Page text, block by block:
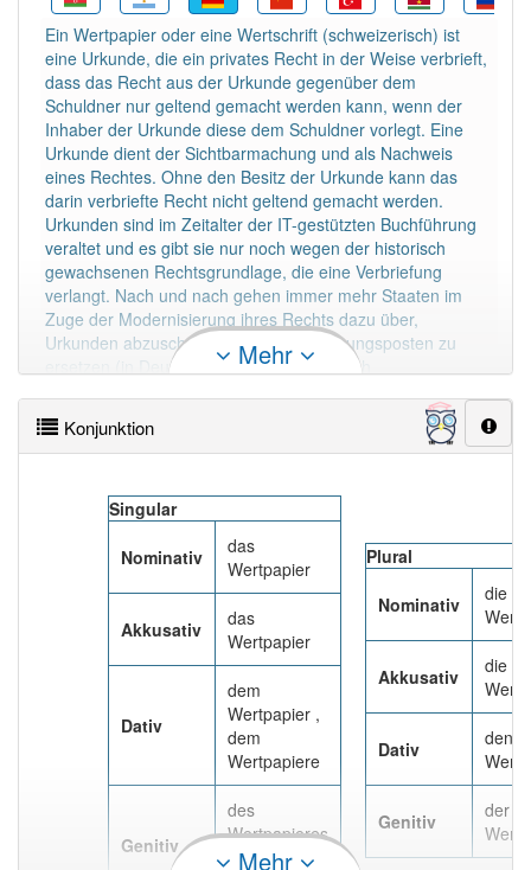
Häufigkeit: 6 von 10
Wörter mit Endung-wertpapier: 1
Wörter mit Endung-wertpapieraber mit einem
anderen Artikel das: 0
Das Wort wird häufig verwendet im Bereich
Wirtschaft
96% unserer Spielapp-Nutzer haben den Artikel
korrekt erraten.
Ein Wertpapier oder eine Wertschrift (schweizerisch) ist
eine Urkunde, die ein privates Recht in der Weise verbrieft,
dass das Recht aus der Urkunde gegenüber dem
Schuldner nur geltend gemacht werden kann, wenn der
Inhaber der Urkunde diese dem Schuldner vorlegt. Eine
Urkunde dient der Sichtbarmachung und als Nachweis
eines Rechtes. Ohne den Besitz der Urkunde kann das
darin verbriefte Recht nicht geltend gemacht werden.
Urkunden sind im Zeitalter der IT-gestützten Buchführung
veraltet und es gibt sie nur noch wegen der historisch
gewachsenen Rechtsgrundlage, die eine Verbriefung
verlangt. Nach und nach gehen immer mehr Staaten im
Zuge der Modernisierung ihres Rechts dazu über,
Urkunden abzuschaffen und durch Buchungsposten zu
ersetzen (in Deutschland angenähert durch
Bundeswertpapieren als echtes Wertrecht in Form eines
Schuldbucheintrags). Mehr lesen
Mehr
Konjunktion
Singular
Nominativ
das
Wertpapier
Akkusativ
das
Wertpapier
Dativ
dem
Wertpapier ,
dem
Wertpapiere
Genitiv
des
Wertpapieres
, des
Plural
Nominativ
die
Akkusativ
die
Dativ
den
Genitiv
der
Mehr